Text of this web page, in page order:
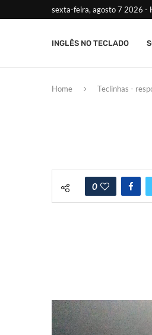
sexta-feira, agosto 7 2026 -
INGLÊS NO TECLADO
Home Teclinhas -
0